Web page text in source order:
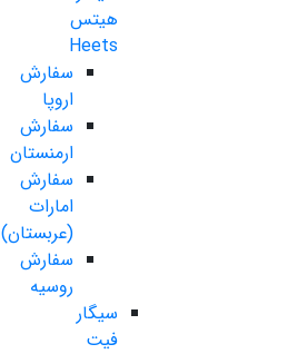
هیتس
Heets
سفارش
اروپا
سفارش
ارمنستان
سفارش
امارات
(عربستان)
سفارش
روسیه
سیگار
فیت